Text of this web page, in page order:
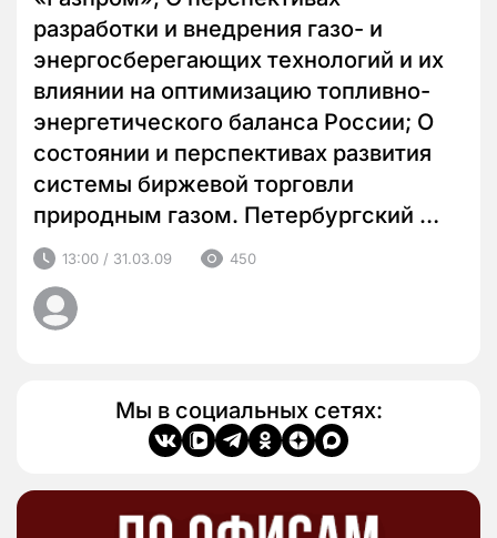
разработки и внедрения газо- и
энергосберегающих технологий и их
влиянии на оптимизацию топливно-
энергетического баланса России; О
состоянии и перспективах развития
системы биржевой торговли
природным газом. Петербургский …
13:00 / 31.03.09 450
Мы в социальных сетях: